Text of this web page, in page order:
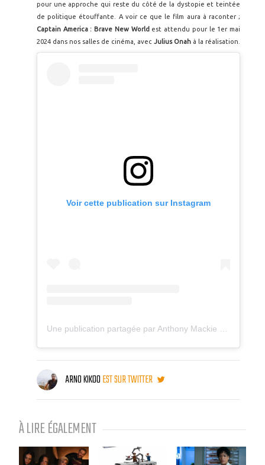
pour une approche qui reste du côté de la dystopie et teintée
de politique étouffante. A voir ce que le film aura à raconter ;
Captain America : Brave New World est attendu pour le 1er mai
2024 dans nos salles de cinéma, avec Julius Onah à la réalisation.
Voir cette publication sur Instagram
ARNO KIKOOEST SUR TWITTER
À LIRE ÉGALEMENT